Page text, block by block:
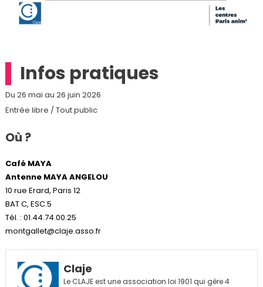
Infos pratiques
Du 26 mai au 26 juin 2026
Entrée libre / Tout public
Où ?
Café MAYA
Antenne MAYA ANGELOU
10 rue Erard, Paris 12
BAT C, ESC.5
Tél. : 01.44.74.00.25
montgallet@claje.asso.fr
Claje
Le CLAJE est une association loi 1901 qui gère 4